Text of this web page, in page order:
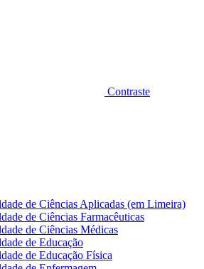
Contraste
de Ciências Aplicadas (em Limeira)
de Ciências Farmacêuticas
de Ciências Médicas
de Educação
de Educação Física